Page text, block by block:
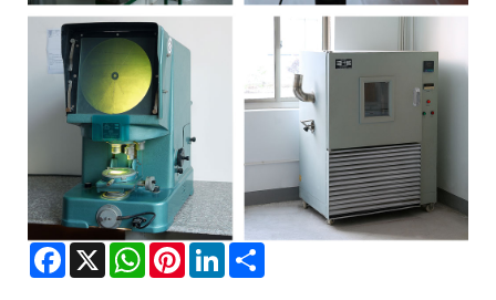
Facebook
X WhatsAppPinterestLinkedIn